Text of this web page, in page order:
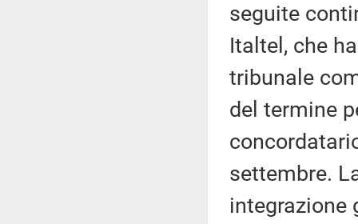
seguite
Italtel, che
tribunale
del termine
settembre.
integrazione